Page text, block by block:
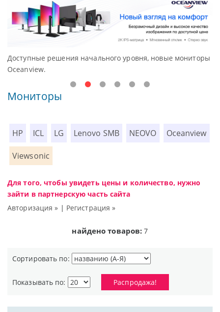
Доступные решения начального уровня, новые мониторы
Oceanview.
Мониторы
HP ICL LG Lenovo SMB NEOVO Oceanview
Viewsonic
Для того, чтобы увидеть цены и количество, нужно
зайти в партнерскую часть сайта
Авторизация » | Регистрация »
найдено товаров: 7
Сортировать по:
Показывать по: Распродажа!